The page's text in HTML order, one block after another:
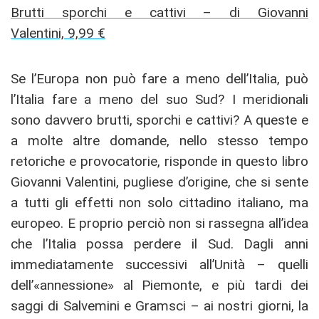
Brutti sporchi e cattivi – di Giovanni
Valentini, 9,99 €
Se l’Europa non può fare a meno dell’Italia, può
l’Italia fare a meno del suo Sud? I meridionali
sono davvero brutti, sporchi e cattivi? A queste e
a molte altre domande, nello stesso tempo
retoriche e provocatorie, risponde in questo libro
Giovanni Valentini, pugliese d’origine, che si sente
a tutti gli effetti non solo cittadino italiano, ma
europeo. E proprio perciò non si rassegna all’idea
che l’Italia possa perdere il Sud. Dagli anni
immediatamente successivi all’Unità – quelli
dell’«annessione» al Piemonte, e più tardi dei
saggi di Salvemini e Gramsci – ai nostri giorni, la